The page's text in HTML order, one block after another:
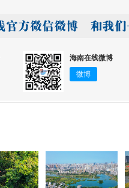
海南在线微博
微博